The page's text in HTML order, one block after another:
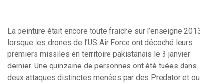
La peinture était encore toute fraiche sur l’enseigne 2013
lorsque les drones de l’US Air Force ont décoché leurs
premiers missiles en territoire pakistanais le 3 janvier
dernier. Une quinzaine de personnes ont été tuées dans
deux attaques distinctes menées par des Predator et ou